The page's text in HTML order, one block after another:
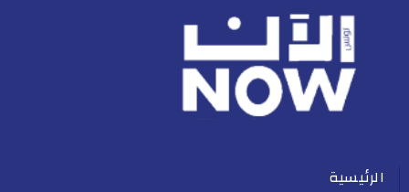
الرئيسية